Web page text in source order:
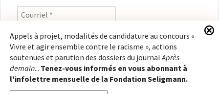
En renseignant votre adresse électronique, vous
consentez à recevoir l'infolettre de la Fondation
Seligmann, conformément à notrepolitique de
confidentialité. Il vous sera possible de vous
désabonner à tout moment.
Appels à projet, modalités de candidature au concours «
Vivre et agir ensemble contre le racisme », actions
soutenues et parution des dossiers du journalAprès-
demain... Tenez-vous informés en vous abonnant à
l'infolettre mensuelle de la Fondation Seligmann.